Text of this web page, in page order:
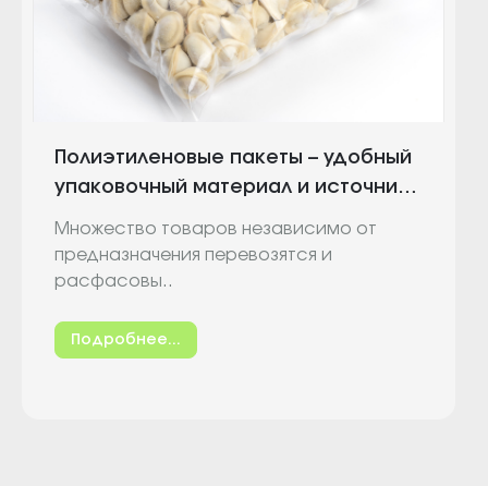
Полиэтиленовые пакеты – удобный
упаковочный материал и источник
рекламы
Множество товаров независимо от
предназначения перевозятся и
расфасовы..
Подробнее...